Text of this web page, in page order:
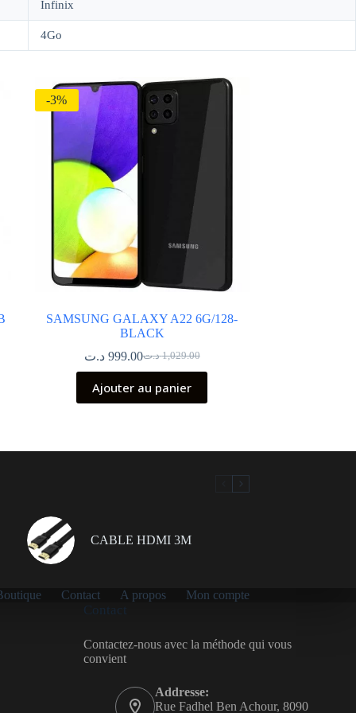
Infinix
4Go
-3%
SAMSUNG GALAXY A22 6G/128-
BLACK
1,029.00 د.ت
Le
prix
initial
était :
999.00 د.ت
Le
prix
actuel
est :
Ajouter au panier
CABLE HDMI 3M
Contact A propos Mon compte
Contact
Contactez-nous avec la méthode qui vous
convient
Addresse:
Rue Fadhel Ben Achour, 8090